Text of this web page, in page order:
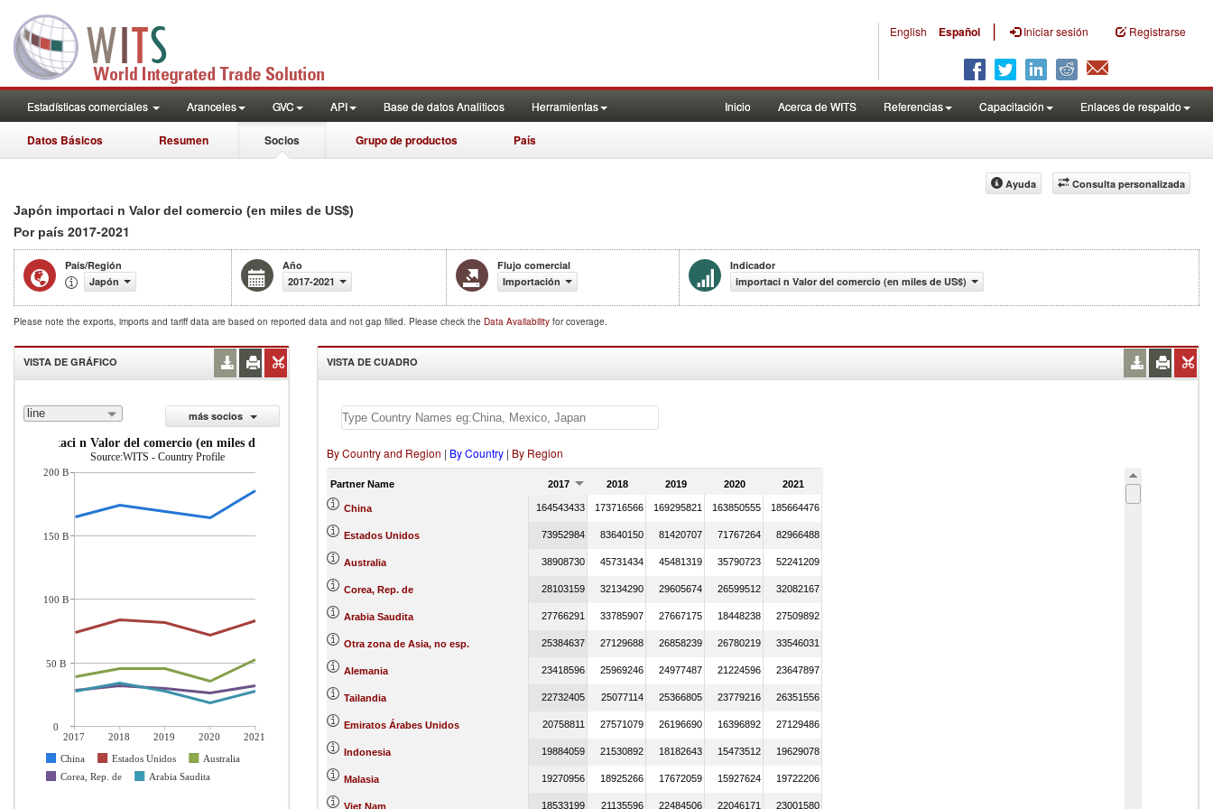
English Español | Iniciar sesión Registrarse
Estadísticas comerciales Aranceles GVC API Base de datos Analiticos Herramientas Inicio Acerca de WITS Referencias Capacitación Enlaces de respaldo
Datos Básicos Resumen Socios Grupo de productos País
Consulta personalizada
Ayuda
Japón importaci n Valor del comercio (en miles de US$)
Por país 2017-2021
País/Región
Japón
Año
2017-2021
Flujo comercial
Importación
Indicador
importaci n Valor del comercio (en miles de US$)
Please note the exports, imports and tariff data are based on reported data and not gap filled. Please check the Data Availability for coverage.
VISTA DE GRÁFICO
line
más socios
importaci n Valor del comercio (en miles de US$)
Source:WITS - Country Profile
2017 2018 2019 2020
2021
China
Estados Unidos
Australia
Corea, Rep. de
Arabia Saudita
200 B
150 B
100 B
50 B
0
VISTA DE CUADRO
By Country and Region | By Country | By Region
Partner Name 2017 2018 2019 2020 2021
China 164543433 173716566 169295821 163850555 185664476
Estados Unidos 73952984 83640150 81420707 71767264 82966488
Australia 38908730 45731434 45481319 35790723 52241209
Corea, Rep. de 28103159 32134290 29605674 26599512 32082167
Arabia Saudita 27766291 33785907 27667175 18448238 27509892
Otra zona de Asia, no esp. 25384637 27129688 26858239 26780219 33546031
Alemania 23418596 25969246 24977487 21224596 23647897
Tailandia 22732405 25077114 25366805 23779216 26351556
Emiratos Árabes Unidos 20758811 27571079 26196690 16396892 27129486
Indonesia 19884059 21530892 18182643 15473512 19629078
Malasia 19270956 18925266 17672059 15927624 19722206
Viet Nam 18533199 21135596 22484506 22046171 23001580